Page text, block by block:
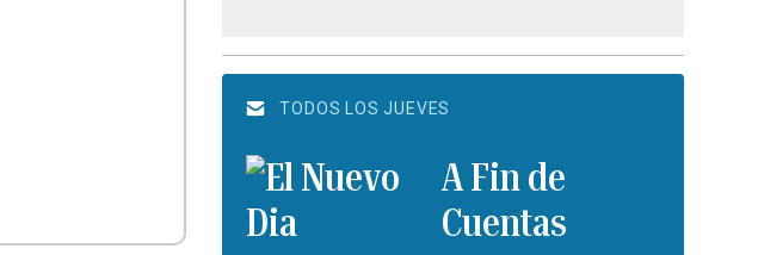
TODOS LOS JUEVES
A Fin de
Cuentas